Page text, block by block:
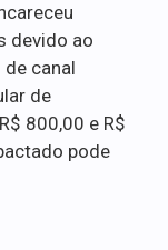
devido ao
canal
de
800,00 e R$
pode